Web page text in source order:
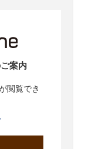
案内
閲覧でき